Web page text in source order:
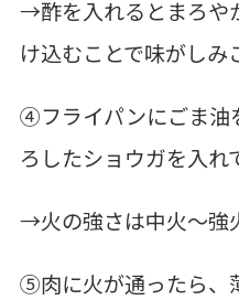
→酢を入れるとまろや
け込むことで味がしみ
④フライパンにごま油
ろしたショウガを入れ
→火の強さは中火～強
⑤肉に火が通ったら、